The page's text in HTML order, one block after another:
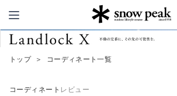
Snow Peak
トップ ＞ コーディネート一覧
コーディネート レビュー